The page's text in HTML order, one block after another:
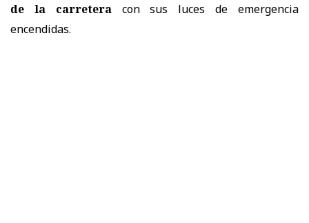
de la carreteracon sus luces de emergencia
encendidas.